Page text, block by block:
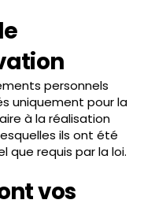
personnels
uniquement pour la
à la réalisation
ils ont été
que requis par la loi.​
vos